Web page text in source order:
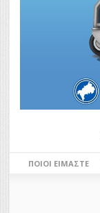
ΠΟΙΟΙ ΕΊΜΑΣΤΕ